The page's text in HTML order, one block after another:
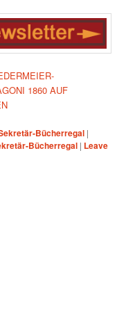
1860 AUF
Bücherregal |
Bücherregal | Leave